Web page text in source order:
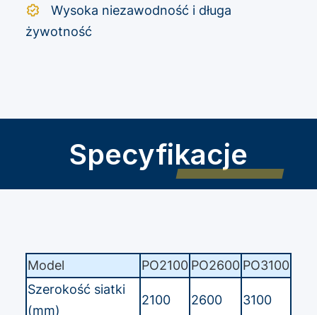
Wysoka niezawodność i długa
żywotność
Specyfikacje
Model PO2100 PO2600 PO3100
Szerokość siatki
(mm)
2100 2600 3100